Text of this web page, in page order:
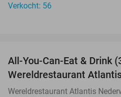
Verkocht: 56
All-You-Can-Eat & Drink
Wereldrestaurant
Wereldrestaurant Atlantis